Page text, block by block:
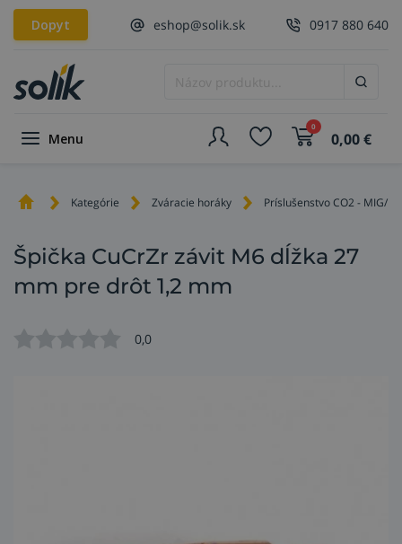
Dopyt eshop@solik.sk 0917 880 640
Menu
0
0,00€
Kategórie Zváracie horáky Príslušenstvo CO2 - MIG/
Špička CuCrZr závit M6 dĺžka 27
mm pre drôt 1,2 mm
0,0